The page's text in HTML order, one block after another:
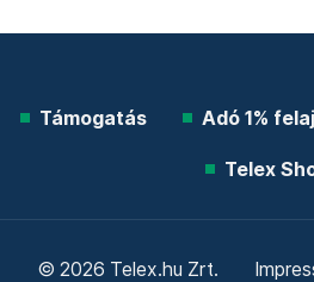
Támogatás Adó 1%
Telex
© 2026 Telex.hu Zrt.